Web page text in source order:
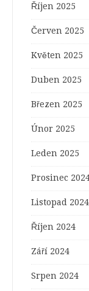
Říjen 2025
Červen 2025
Květen 2025
Duben 2025
Březen 2025
Únor 2025
Leden 2025
Prosinec
Listopad 2024
Říjen 2024
Září 2024
Srpen 2024